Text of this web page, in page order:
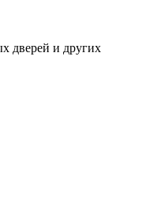
дверей и других